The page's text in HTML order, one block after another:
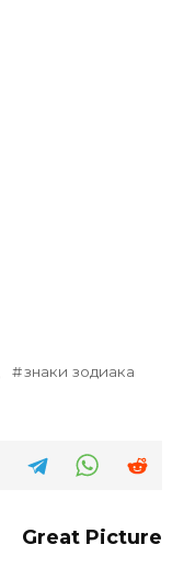
знаки зодиака
Great Picture